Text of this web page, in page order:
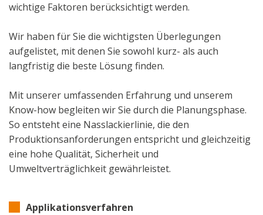
wichtige Faktoren berücksichtigt werden.
Wir haben für Sie die wichtigsten Überlegungen
aufgelistet, mit denen Sie sowohl kurz- als auch
langfristig die beste Lösung finden.
Mit unserer umfassenden Erfahrung und unserem
Know-how begleiten wir Sie durch die Planungsphase.
So entsteht eine Nasslackierlinie, die den
Produktionsanforderungen entspricht und gleichzeitig
eine hohe Qualität, Sicherheit und
Umweltverträglichkeit gewährleistet.
Applikationsverfahren